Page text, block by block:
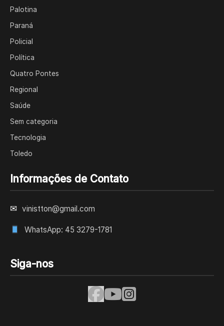
Palotina
Paraná
Policial
Política
Quatro Pontes
Regional
Saúde
Sem categoria
Tecnologia
Toledo
Informações de Contato
✉ vinistton@gmail.com
WhatsApp: 45 3279-1781
Siga-nos